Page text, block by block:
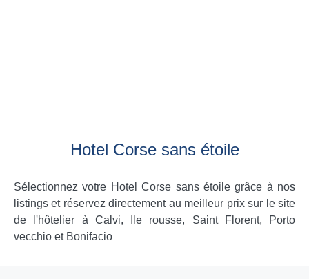
Hotel Corse sans étoile
Sélectionnez votre Hotel Corse sans étoile grâce à nos
listings et réservez directement au meilleur prix sur le site
de l'hôtelier à Calvi, Ile rousse, Saint Florent, Porto
vecchio et Bonifacio